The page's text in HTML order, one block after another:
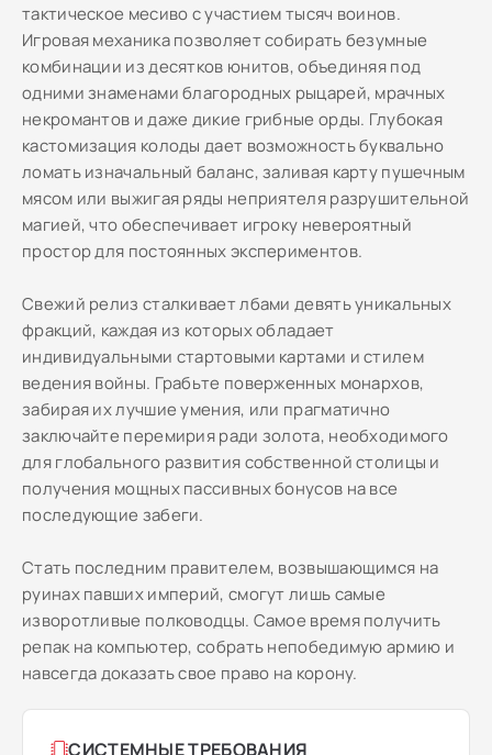
тактическое месиво с участием тысяч воинов.
Игровая механика позволяет собирать безумные
комбинации из десятков юнитов, объединяя под
одними знаменами благородных рыцарей, мрачных
некромантов и даже дикие грибные орды. Глубокая
кастомизация колоды дает возможность буквально
ломать изначальный баланс, заливая карту пушечным
мясом или выжигая ряды неприятеля разрушительной
магией, что обеспечивает игроку невероятный
простор для постоянных экспериментов.
Свежий релиз сталкивает лбами девять уникальных
фракций, каждая из которых обладает
индивидуальными стартовыми картами и стилем
ведения войны. Грабьте поверженных монархов,
забирая их лучшие умения, или прагматично
заключайте перемирия ради золота, необходимого
для глобального развития собственной столицы и
получения мощных пассивных бонусов на все
последующие забеги.
Стать последним правителем, возвышающимся на
руинах павших империй, смогут лишь самые
изворотливые полководцы. Самое время получить
репак на компьютер, собрать непобедимую армию и
навсегда доказать свое право на корону.
СИСТЕМНЫЕ ТРЕБОВАНИЯ